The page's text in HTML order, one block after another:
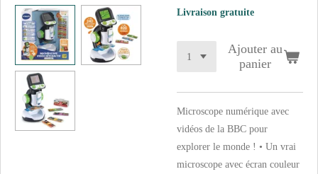
Livraison gratuite
Ajouter au
panier
Microscope numérique avec
vidéos de la BBC pour
explorer le monde ! • Un vrai
microscope avec écran couleur